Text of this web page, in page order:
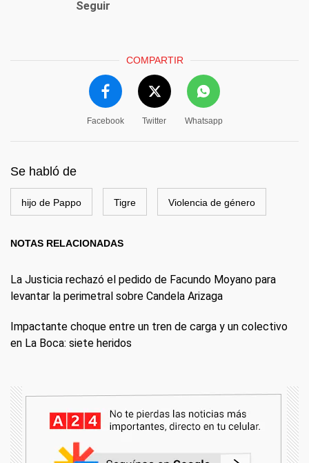
Seguir
COMPARTIR
Facebook Twitter Whatsapp
Se habló de
hijo de Pappo Tigre Violencia de género
NOTAS RELACIONADAS
La Justicia rechazó el pedido de Facundo Moyano para
levantar la perimetral sobre Candela Arizaga
Impactante choque entre un tren de carga y un colectivo
en La Boca: siete heridos